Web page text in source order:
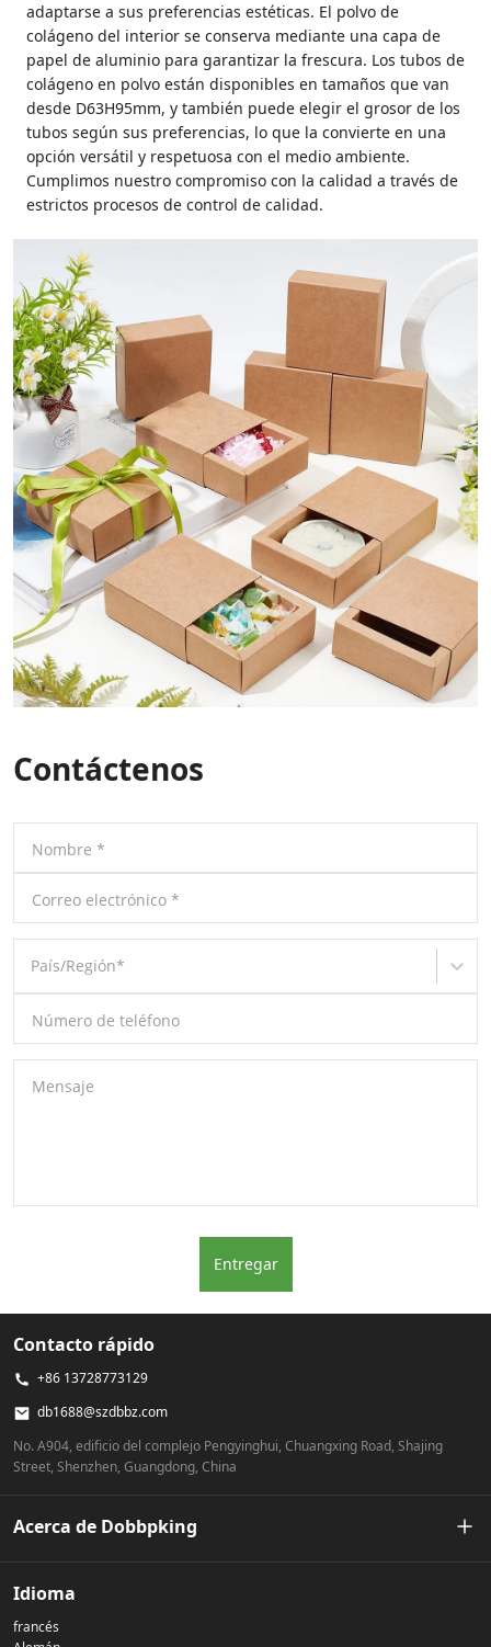
adaptarse a sus preferencias estéticas. El polvo de
colágeno del interior se conserva mediante una capa de
papel de aluminio para garantizar la frescura. Los tubos de
colágeno en polvo están disponibles en tamaños que van
desde D63H95mm, y también puede elegir el grosor de los
tubos según sus preferencias, lo que la convierte en una
opción versátil y respetuosa con el medio ambiente.
Cumplimos nuestro compromiso con la calidad a través de
estrictos procesos de control de calidad.
Contáctenos
Nombre *
Correo electrónico *
País/Región*
Número de teléfono
Mensaje
Entregar
Contacto rápido
+86 13728773129
db1688@szdbbz.com
No. A904, edificio del complejo Pengyinghui, Chuangxing Road, Shajing
Street, Shenzhen, Guangdong, China
Acerca de Dobbpking
Nuestra historia
Política de privacidad
Idioma
francés